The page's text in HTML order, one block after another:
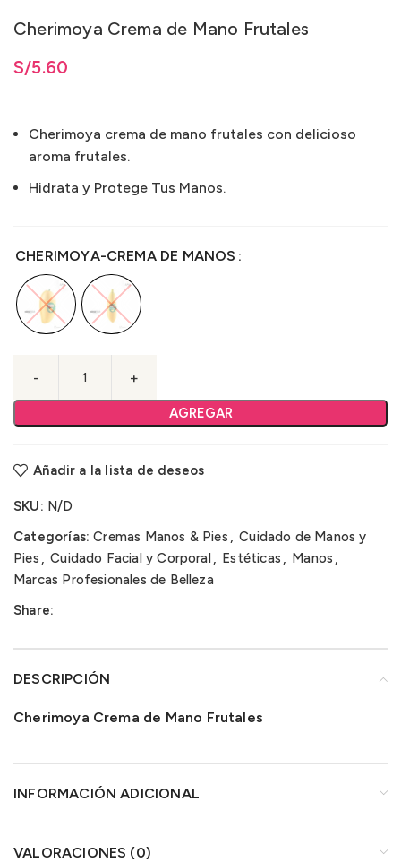
Cherimoya Crema de Mano Frutales
S/5.60
S/5.60
Cherimoya crema de mano frutales con delicioso
aroma frutales.
Hidrata y Protege Tus Manos.
CHERIMOYA-CREMA DE MANOS
AGREGAR
Añadir a la lista de deseos
SKU: N/D
Categorías: Cremas Manos & Pies , Cuidado de Manos y
Pies , Cuidado Facial y Corporal, Estéticas , Manos ,
Marcas Profesionales de Belleza
Share:
DESCRIPCIÓN
Cherimoya Crema de Mano Frutales
INFORMACIÓN ADICIONAL
VALORACIONES (0)